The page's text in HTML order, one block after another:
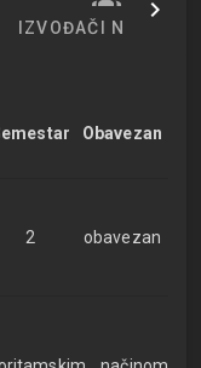
IZVOĐAČI NASTAVE
Obavezan
2 obavezan